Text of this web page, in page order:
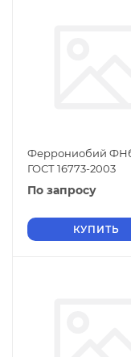
Феррониобий
ГОСТ 16773-2003
По запросу
КУПИТЬ